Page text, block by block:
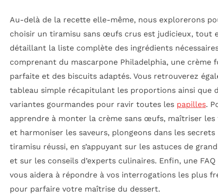
Au-delà de la recette elle-même, nous explorerons
choisir un tiramisu sans œufs crus est judicieux, tout
détaillant la liste complète des ingrédients
comprenant du mascarpone Philadelphia, une crème
parfaite et des biscuits adaptés. Vous retrouverez
tableau simple récapitulant les proportions ainsi que
variantes gourmandes pour ravir toutes les papilles.
apprendre à monter la crème sans œufs, maîtriser
et harmoniser les saveurs, plongeons dans les secrets
tiramisu réussi, en s’appuyant sur les astuces de
et sur les conseils d’experts culinaires. Enfin, une FAQ
vous aidera à répondre à vos interrogations les plus
pour parfaire votre maîtrise du dessert.